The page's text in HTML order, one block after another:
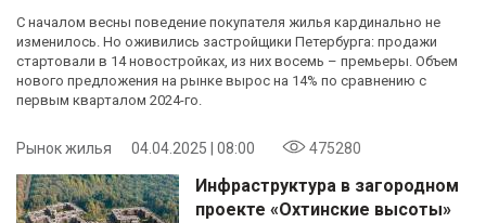
С началом весны поведение покупателя жилья кардинально не
изменилось. Но оживились застройщики Петербурга: продажи
стартовали в 14 новостройках, из них восемь – премьеры. Объем
нового предложения на рынке вырос на 14% по сравнению с
первым кварталом 2024-го.
Рынок жилья 04.04.2025 | 08:00 475280
Инфраструктура в загородном
проекте «Охтинские высоты»